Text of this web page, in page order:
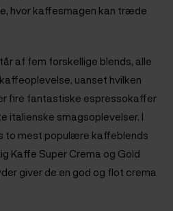
hvor kaffesmagen kan træde
af fem forskellige blends, alle
uanset hvilken
fire fantastiske espressokaffer
smagsoplevelser. I
to mest populære kaffeblends
Kaffe Super Crema og Gold
giver de en god og flot crema